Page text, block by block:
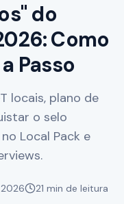
do
Como
Passo
locais, plano de
o selo
Local Pack e
21 min de leitura